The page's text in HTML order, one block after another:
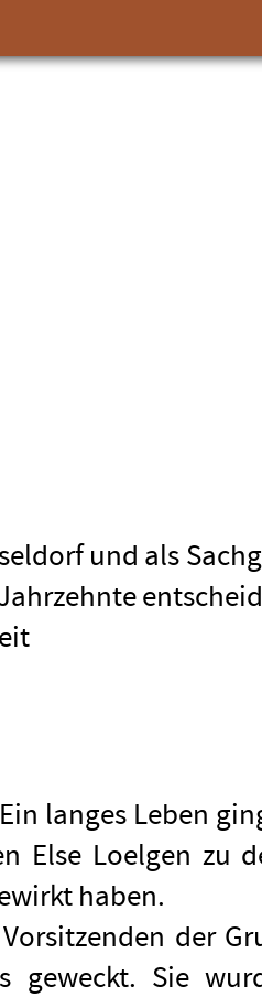
und als
langes Leben
Else Loelgen zu
haben.
der
geweckt. Sie